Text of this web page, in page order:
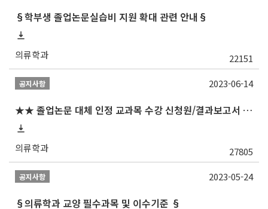
§학부생 졸업논문실습비 지원 확대 관련 안내§
의류학과 22151
공지사항
★★ 졸업논문 대체 인정 교과목 수강 신청원/결과보고서 제출일 안내 (제출서식 포함)★★
의류학과 27805
2023-06-14
공지사항
§의류학과 교양 필수과목 및 이수기준 §
2023-05-24